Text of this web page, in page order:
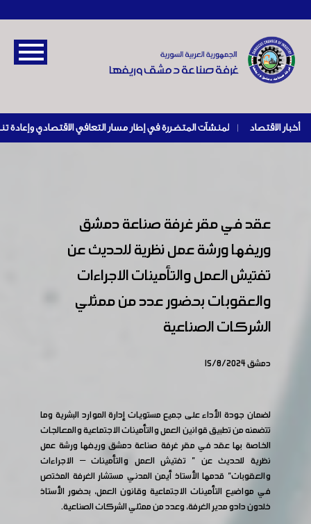
أخبار الاقتصاد |
عقد في مقر غرفة صناعة دمشق
وريفها ورشة عمل نظرية للحديث عن
تفتيش العمل والتأمينات الاجراءات
والعقوبات بحضور عدد من ممثلي
الشركات الصناعية
دمشق 15/8/2024
لضمان جودة الأداء على جميع مستويات إدارة الموارد البشرية وما
تتضمنه من تطبيق قوانين العمل والتأمينات الاجتماعية والمعالجات
الخاصة بها عقد في مقر غرفة صناعة دمشق وريفها ورشة عمل
نظرية للحديث عن " تفتيش العمل والتأمينات – الاجراءات
والعقوبات" قدمها الأستاذ أيمن المدني مستشار الغرفة المختص
في مواضيع التأمينات الاجتماعية وقانون العمل، بحضور الأستاذ
خلدون دادو مدير الغرفة، وعدد من ممثلي الشركات الصناعية.